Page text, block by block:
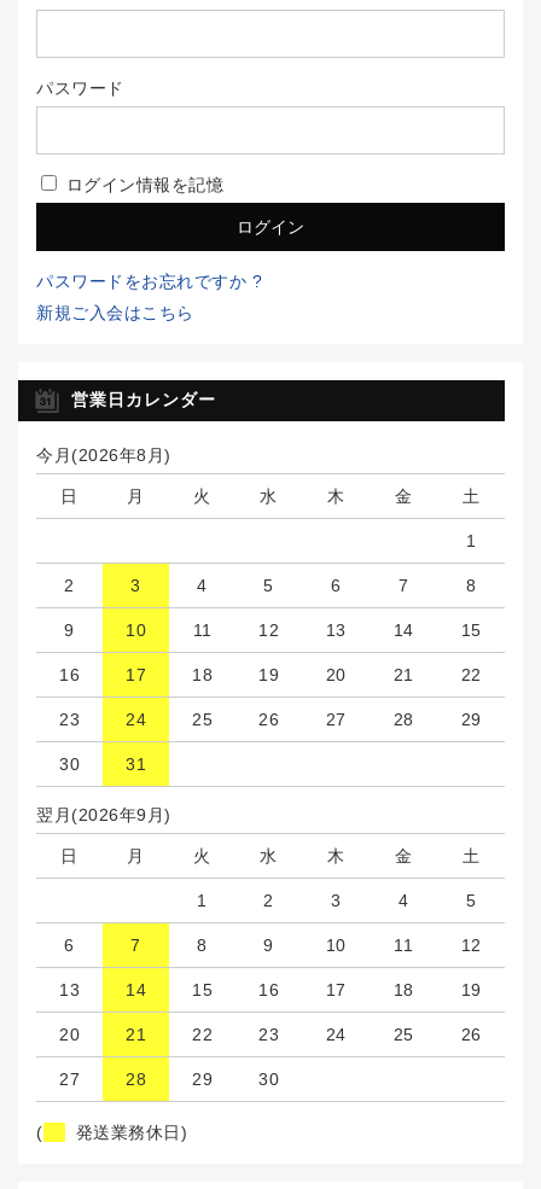
パスワード
ログイン情報を記憶
パスワードをお忘れですか ?
新規ご入会はこちら
営業日カレンダー
今月(2026年8月)
日 月 火 水 木 金 土
1
2 3 4 5 6 7 8
9 10 11 12 13 14 15
16 17 18 19 20 21 22
23 24 25 26 27 28 29
30 31
翌月(2026年9月)
日 月 火 水 木 金 土
1 2 3 4 5
6 7 8 9 10 11 12
13 14 15 16 17 18 19
20 21 22 23 24 25 26
27 28 29 30
( 発送業務休日)